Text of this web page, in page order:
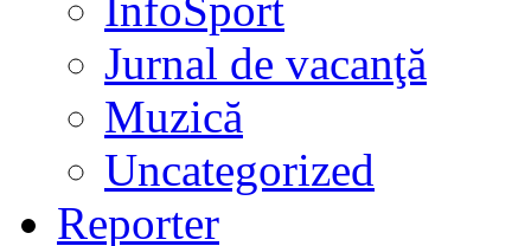
Jurnal de vacanţă
Muzică
Uncategorized
Reporter